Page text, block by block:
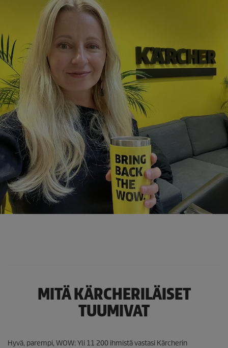
MITÄ KÄRCHERILÄISET
TUUMIVAT
Hyvä, parempi, WOW: Yli 11 200 ihmistä vastasi Kärcherin